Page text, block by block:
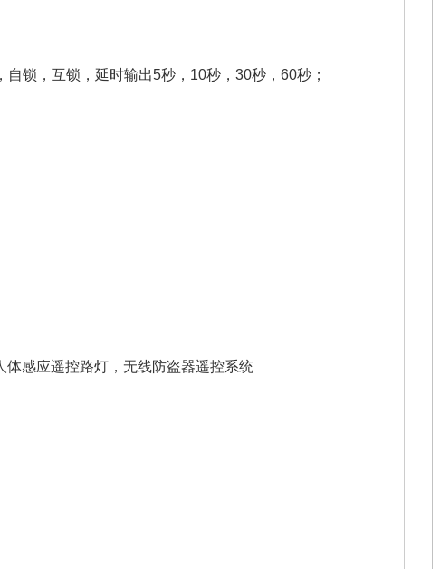
锁，互锁，延时输出5秒，10秒，30秒，60秒；
感应遥控路灯，无线防盗器遥控系统